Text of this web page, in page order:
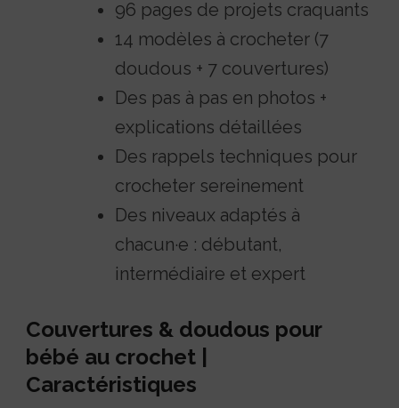
96 pages de projets craquants
14 modèles à crocheter (7
doudous + 7 couvertures)
Des pas à pas en photos +
explications détaillées
Des rappels techniques pour
crocheter sereinement
Des niveaux adaptés à
chacun·e : débutant,
intermédiaire et expert
Couvertures & doudous pour
bébé au crochet |
Caractéristiques